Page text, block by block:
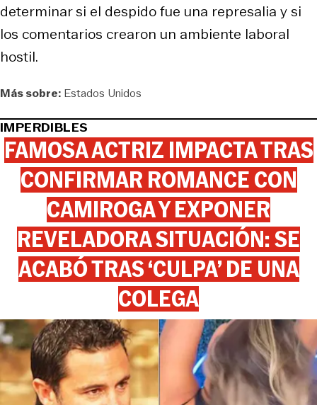
determinar si el despido fue una represalia y si
los comentarios crearon un ambiente laboral
hostil.
Más sobre: Estados Unidos
IMPERDIBLES
FAMOSA ACTRIZ IMPACTA TRAS
CONFIRMAR ROMANCE CON
CAMIROGA Y EXPONER
REVELADORA SITUACIÓN: SE
ACABÓ TRAS ‘CULPA’ DE UNA
COLEGA